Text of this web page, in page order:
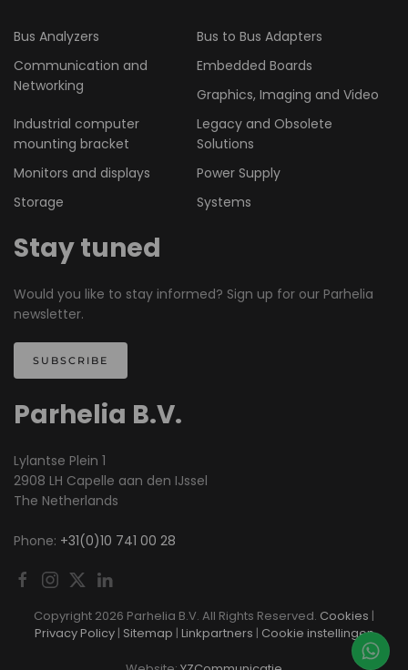
Bus Analyzers
Bus to Bus Adapters
Communication and
Networking
Embedded Boards
Graphics, Imaging and Video
Industrial computer
mounting bracket
Legacy and Obsolete
Solutions
Monitors and displays
Power Supply
Storage
Systems
Stay tuned
Would you like to stay informed? Sign up for our Parhelia
newsletter.
SUBSCRIBE
Parhelia B.V.
Lylantse Plein 1
2908 LH Capelle aan den IJssel
The Netherlands
Phone: +31(0)10 741 00 28
Copyright 2026 Parhelia B.V. All Rights Reserved. Cookies |
Privacy Policy| Sitemap | Linkpartners | Cookie instellingen